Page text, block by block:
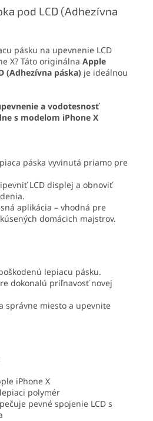
pod LCD (Adhezívna
pásku na upevnenie LCD
X? Táto originálna Apple
(Adhezívna páska) je ideálnou
a vodotesnosť
s modelom iPhone X
páska vyvinutá priamo pre
LCD displej a obnoviť
aplikácia – vhodná pre
domácich majstrov.
lepiacu pásku.
dokonalú priľnavosť novej
správne miesto a upevnite
iPhone X
polymér
pevné spojenie LCD s